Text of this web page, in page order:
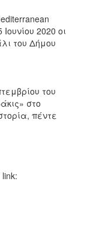
2020 οι
του Δήμου
του
στο
πέντε